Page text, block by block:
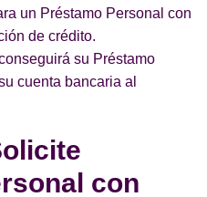
un Préstamo Personal con
de crédito.
su Préstamo
cuenta bancaria al
con